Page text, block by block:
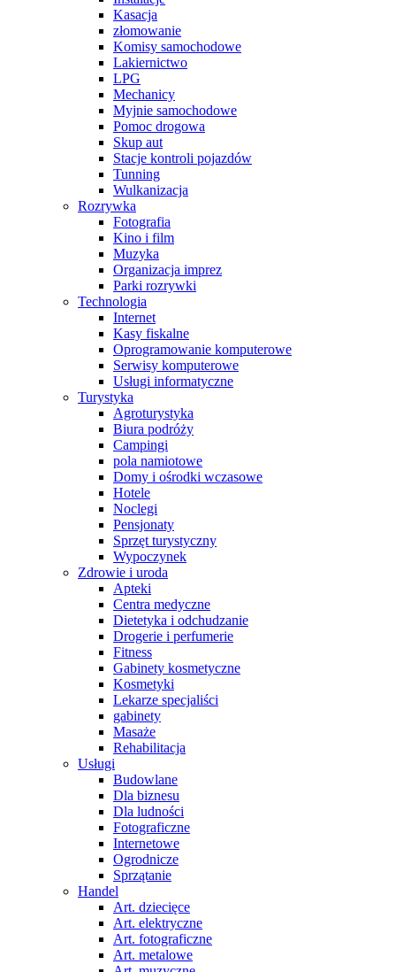
Kasacja
złomowanie
Komisy samochodowe
Lakiernictwo
LPG
Mechanicy
Myjnie samochodowe
Pomoc drogowa
Skup aut
Stacje kontroli pojazdów
Tunning
Wulkanizacja
Rozrywka
Fotografia
Kino i film
Muzyka
Organizacja imprez
Parki rozrywki
Technologia
Internet
Kasy fiskalne
Oprogramowanie komputerowe
Serwisy komputerowe
Usługi informatyczne
Turystyka
Agroturystyka
Biura podróży
Campingi
pola namiotowe
Domy i ośrodki wczasowe
Hotele
Noclegi
Pensjonaty
Sprzęt turystyczny
Wypoczynek
Zdrowie i uroda
Apteki
Centra medyczne
Dietetyka i odchudzanie
Drogerie i perfumerie
Fitness
Gabinety kosmetyczne
Kosmetyki
Lekarze specjaliści
gabinety
Masaże
Rehabilitacja
Usługi
Budowlane
Dla biznesu
Dla ludności
Fotograficzne
Internetowe
Ogrodnicze
Sprzątanie
Handel
Art. dziecięce
Art. elektryczne
Art. fotograficzne
Art. metalowe